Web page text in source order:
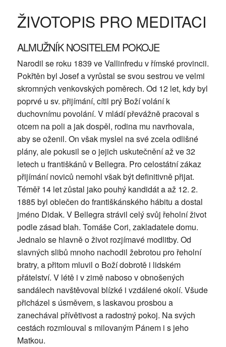
ŽIVOTOPIS PRO MEDITACI
ALMUŽNÍK NOSITELEM POKOJE
Narodil se roku 1839 ve Vallinfredu v římské provincii.
Pokřtěn byl Josef a vyrůstal se svou sestrou ve velmi
skromných venkovských poměrech. Od 12 let, kdy byl
poprvé u sv. přijímání, cítil prý Boží volání k
duchovnímu povolání. V mládí převážně pracoval s
otcem na poli a jak dospěl, rodina mu navrhovala,
aby se oženil. On však myslel na své zcela odlišné
plány, ale pokusil se o jejich uskutečnění až ve 32
letech u františkánů v Bellegra. Pro celostátní zákaz
přijímání noviců nemohl však být definitivně přijat.
Téměř 14 let zůstal jako pouhý kandidát a až 12. 2.
1885 byl oblečen do františkánského hábitu a dostal
jméno Didak. V Bellegra strávil celý svůj řeholní život
podle zásad blah. Tomáše Cori, zakladatele domu.
Jednalo se hlavně o život rozjímavé modlitby. Od
slavných slibů mnoho nachodil žebrotou pro řeholní
bratry, a přitom mluvil o Boží dobrotě i lidském
přátelství. V létě i v zimě naboso v obnošených
sandálech navštěvoval blízké i vzdálené okolí. Všude
přicházel s úsměvem, s laskavou prosbou a
zanechával přívětivost a radostný pokoj. Na svých
cestách rozmlouval s milovaným Pánem i s jeho
Matkou.